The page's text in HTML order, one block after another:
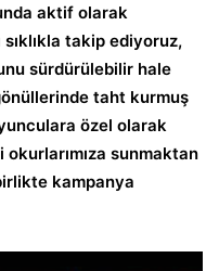
aktif olarak
takip ediyoruz,
sürdürülebilir hale
taht kurmuş
özel olarak
okurlarımıza sunmaktan
kampanya